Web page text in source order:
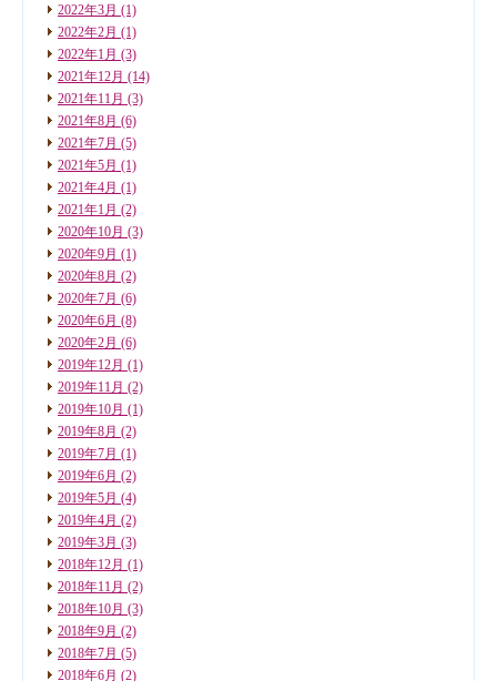
2022年3月 (1)
2022年2月 (1)
2022年1月 (3)
2021年12月 (14)
2021年11月 (3)
2021年8月 (6)
2021年7月 (5)
2021年5月 (1)
2021年4月 (1)
2021年1月 (2)
2020年10月 (3)
2020年9月 (1)
2020年8月 (2)
2020年7月 (6)
2020年6月 (8)
2020年2月 (6)
2019年12月 (1)
2019年11月 (2)
2019年10月 (1)
2019年8月 (2)
2019年7月 (1)
2019年6月 (2)
2019年5月 (4)
2019年4月 (2)
2019年3月 (3)
2018年12月 (1)
2018年11月 (2)
2018年10月 (3)
2018年9月 (2)
2018年7月 (5)
2018年6月 (2)